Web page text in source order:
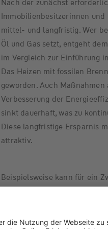
Nach der zunächst
Immobilienbesitzerinnen
mittel- und langfristig. Wer
Öl und Gas setzt, entgeht
im Vergleich zur Einführung
Das Heizen mit fossilen
geworden. Auch
Verbesserung der
sinkt dauerhaft, was zu
Diese langfristige Ersparnis
attraktiv.
Beispielsweise kann für ein
Ersparnis von 40 Prozent